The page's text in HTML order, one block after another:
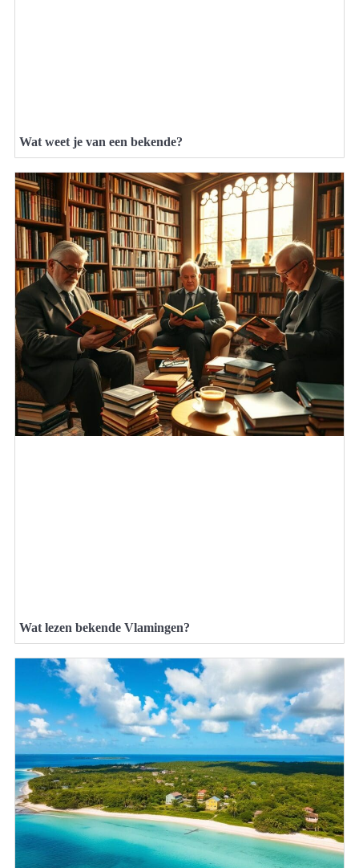
Wat weet je van een bekende?
Wat lezen bekende Vlamingen?